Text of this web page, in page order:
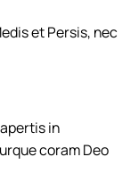
et Persis, nec
in
coram Deo